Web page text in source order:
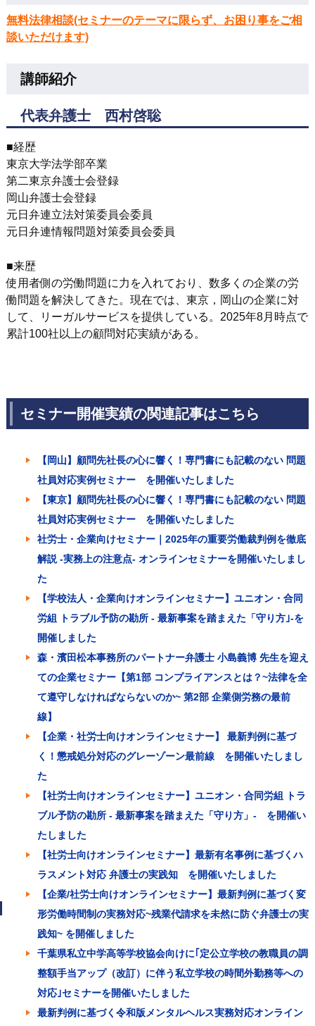
無料法律相談(セミナーのテーマに限らず、お困り事をご相
談いただけます)
講師紹介
代表弁護士 西村啓聡
■経歴
東京大学法学部卒業
第二東京弁護士会登録
岡山弁護士会登録
元日弁連立法対策委員会委員
元日弁連情報問題対策委員会委員
■来歴
使用者側の労働問題に力を入れており、数多くの企業の労
働問題を解決してきた。現在では、東京，岡山の企業に対
して、リーガルサービスを提供している。2025年8月時点で
累計100社以上の顧問対応実績がある。
セミナー開催実績の関連記事はこちら
【岡山】顧問先社長の心に響く！専門書にも記載のない 問題
社員対応実例セミナー を開催いたしました
【東京】顧問先社長の心に響く！専門書にも記載のない 問題
社員対応実例セミナー を開催いたしました
社労士・企業向けセミナー｜2025年の重要労働裁判例を徹底
解説 -実務上の注意点- オンラインセミナーを開催いたしまし
た
【学校法人・企業向けオンラインセミナー】ユニオン・合同
労組 トラブル予防の勘所 - 最新事案を踏まえた「守り方｣-を
開催しました
森・濱田松本事務所のパートナー弁護士 小島義博 先生を迎え
ての企業セミナー【第1部 コンプライアンスとは？~法律を全
て遵守しなければならないのか~ 第2部 企業側労務の最前
線】
【企業・社労士向けオンラインセミナー】 最新判例に基づ
く！懲戒処分対応のグレーゾーン最前線 を開催いたしまし
た
【社労士向けオンラインセミナー】ユニオン・合同労組 トラ
ブル予防の勘所 - 最新事案を踏まえた「守り方」- を開催い
たしました
【社労士向けオンラインセミナー】最新有名事例に基づくハ
ラスメント対応 弁護士の実践知 を開催いたしました
【企業/社労士向けオンラインセミナー】最新判例に基づく変
形労働時間制の実務対応~残業代請求を未然に防ぐ弁護士の実
践知~ を開催しました
千葉県私立中学高等学校協会向けに｢定公立学校の教職員の調
整額手当アップ（改訂）に伴う私立学校の時間外勤務等への
対応｣セミナーを開催いたしました
最新判例に基づく令和版メンタルヘルス実務対応オンライン